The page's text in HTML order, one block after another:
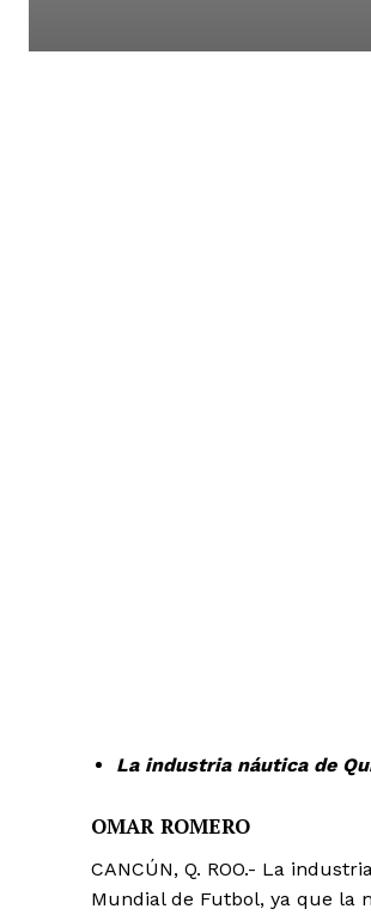
La industria náutica de
OMAR ROMERO
CANCÚN, Q. ROO.- La
Mundial de Futbol, ya que la